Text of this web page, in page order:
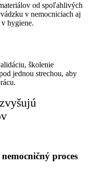
od spoľahlivých
v nemocniciach aj
hygiene.
školenie
jednou strechou, aby
proces